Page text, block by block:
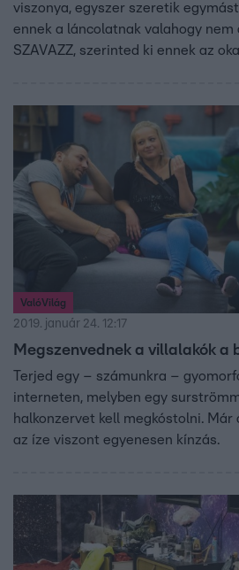
viszonya, egyszer szeretik
ennek a láncolatnak valahogy nem
SZAVAZZ, szerinted ki ennek az
ValóVilág
2019. január 24. 12:17
Megszenvednek a villalakók a
Terjed egy – számunkra –
interneten, melyben egy
halkonzervet kell megkóstolni. Már
az íze viszont egyenesen kínzás.